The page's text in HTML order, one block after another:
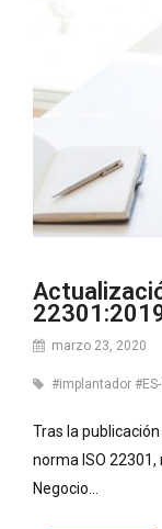
marzo 23, 2020
#implantador #ES-
Tras la
norma ISO
Negocio…